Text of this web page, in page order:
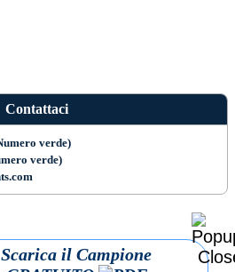
Contattaci
verde)
verde)
Scarica il Campione